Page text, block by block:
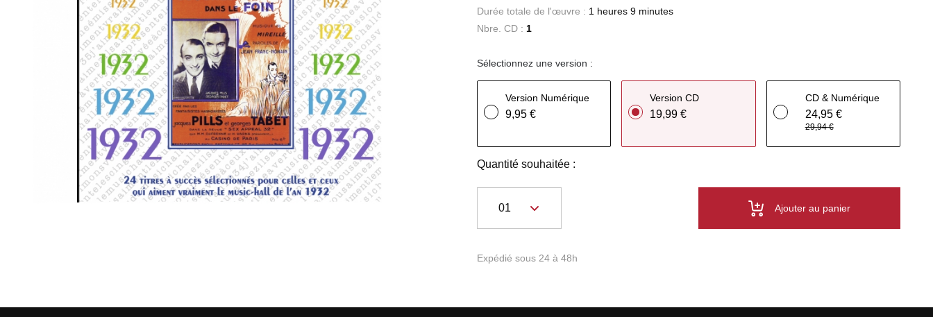
Durée totale de l'œuvre : 1 heures 9 minutes
Nbre. CD : 1
Sélectionnez une version :
Version Numérique
9,95 €
Version CD
19,99 €
CD & Numérique
24,95 €
29,94 €
Quantité souhaitée :
Ajouter au panier
Expédié sous 24 à 48h